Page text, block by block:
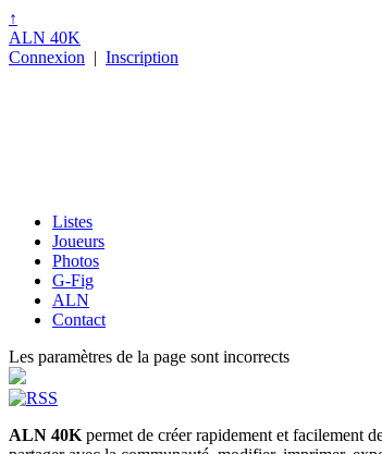
↑
ALN 40K
Connexion | Inscription
Listes
Joueurs
Photos
G-Fig
ALN
Contact
Les paramètres de la page sont incorrects
ALN 40K permet de créer rapidement et facilement